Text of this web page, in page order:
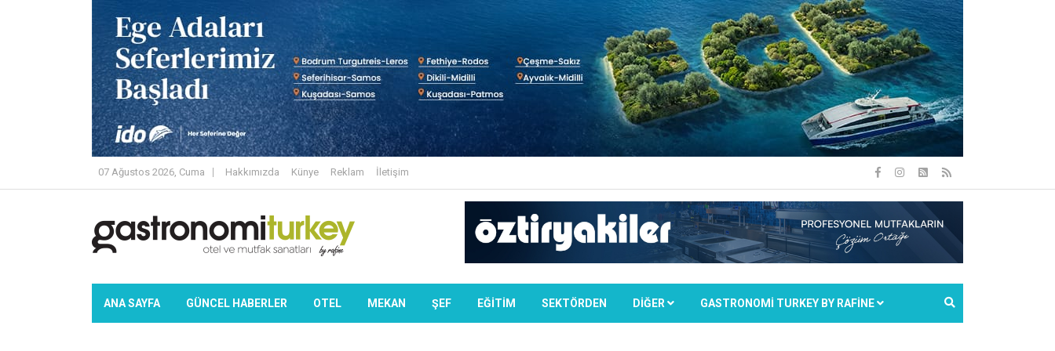
07 Ağustos 2026, Cuma Hakkımızda Künye Reklam İletişim
ANA SAYFA GÜNCEL HABERLER OTEL MEKAN ŞEF EĞİTİM SEKTÖRDEN DIĞER GASTRONOMİ TURKEY BY RAFİNE